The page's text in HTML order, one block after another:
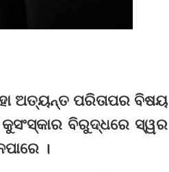
ଅତ୍ୟ‌ନ୍ତ ପରିତାପର ବିଷୟ
ବିରୁଦ୍ଧରେ ସ୍ୱର
।